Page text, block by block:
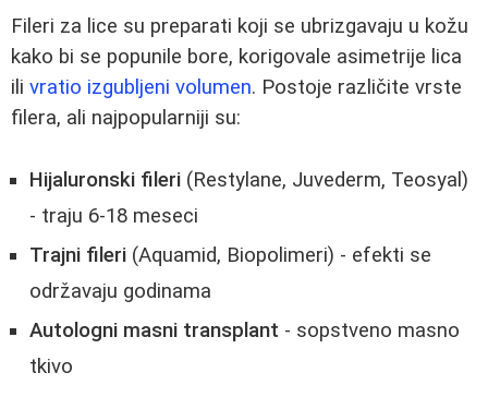
Fileri za lice su preparati koji se ubrizgavaju u kožu
kako bi se popunile bore, korigovale asimetrije lica
ili vratio izgubljeni volumen. Postoje različite vrste
filera, ali najpopularniji su:
Hijaluronski fileri (Restylane, Juvederm, Teosyal)
- traju 6-18 meseci
Trajni fileri (Aquamid, Biopolimeri) - efekti se
održavaju godinama
Autologni masni transplant - sopstveno masno
tkivo